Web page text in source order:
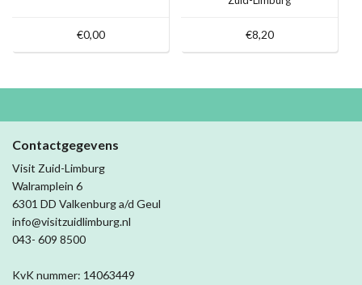
€0,00 €8,20
Contactgegevens
Visit Zuid-Limburg
Walramplein 6
6301 DD Valkenburg a/d Geul
info@visitzuidlimburg.nl
043- 609 8500
KvK nummer: 14063449